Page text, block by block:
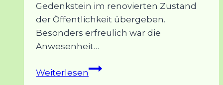
Gedenkstein im renovierten Zustand
der Öffentlichkeit übergeben.
Besonders erfreulich war die
Anwesenheit…
WeiterlesenGedenkstein